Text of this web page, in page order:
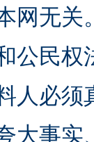
网无
公民
人必
大事